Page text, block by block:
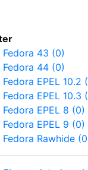
Fedora 43 (0)
Fedora 44 (0)
Fedora EPEL 10.2
Fedora EPEL 10.3
Fedora EPEL 8 (0)
Fedora EPEL 9 (0)
Fedora Rawhide